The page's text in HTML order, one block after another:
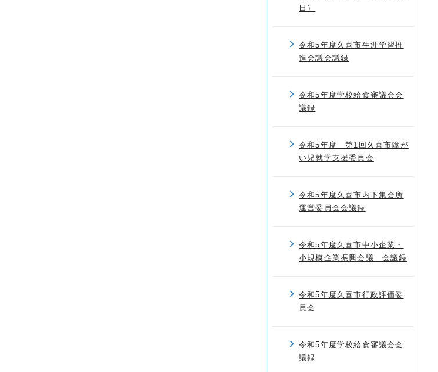
日）
令和5年度久喜市生涯学習推
進会議会議録
令和5年度学校給食審議会会
議録
令和5年度 第1回久喜市障が
い児就学支援委員会
令和5年度久喜市内下集会所
運営委員会会議録
令和5年度久喜市中小企業・
小規模企業振興会議 会議録
令和5年度久喜市行政評価委
員会
令和5年度学校給食審議会会
議録